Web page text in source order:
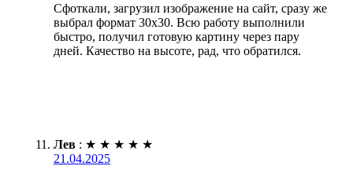
Сфоткали, загрузил изображение на сайт, сразу же
выбрал формат 30х30. Всю работу выполнили
быстро, получил готовую картину через пару
дней. Качество на высоте, рад, что обратился.
Лев : ★ ★ ★ ★ ★
21.04.2025